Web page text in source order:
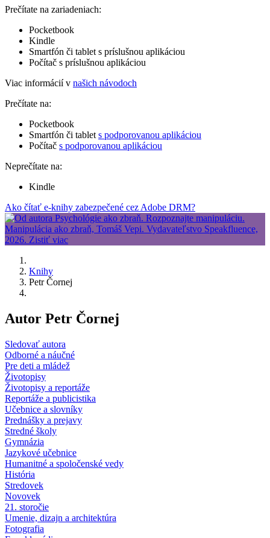
Prečítate na zariadeniach:
Pocketbook
Kindle
Smartfón či tablet s príslušnou aplikáciou
Počítač s príslušnou aplikáciou
Viac informácií v našich návodoch
Prečítate na:
Pocketbook
Smartfón či tablet s podporovanou aplikáciou
Počítač s podporovanou aplikáciou
Neprečítate na:
Kindle
Ako čítať e-knihy zabezpečené cez Adobe DRM?
Knihy
Petr Čornej
Autor Petr Čornej
Sledovať autora
Odborné a náučné
Pre deti a mládež
Životopisy
Životopisy a reportáže
Reportáže a publicistika
Učebnice a slovníky
Prednášky a prejavy
Stredné školy
Gymnázia
Jazykové učebnice
Humanitné a spoločenské vedy
História
Stredovek
Novovek
21. storočie
Umenie, dizajn a architektúra
Fotografia